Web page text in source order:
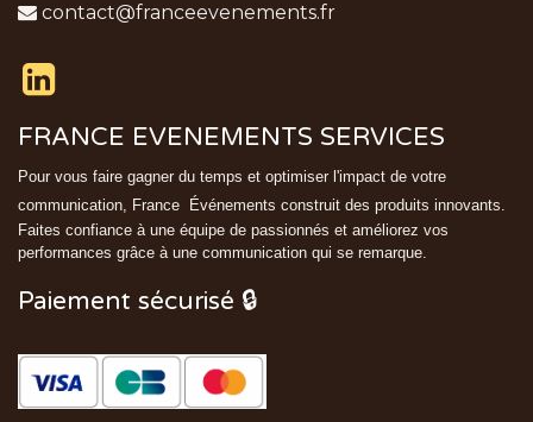
contact@franceevenements.fr
FRANCE EVENEMENTS SERVICES
Pour vous faire gagner du temps et optimiser l'impact de votre
communication, France
Événements construit des produits innovants.
Faites confiance à une équipe de passionnés et améliorez vos
performances grâce à une communication qui se remarque.
Paiement sécurisé 🔒